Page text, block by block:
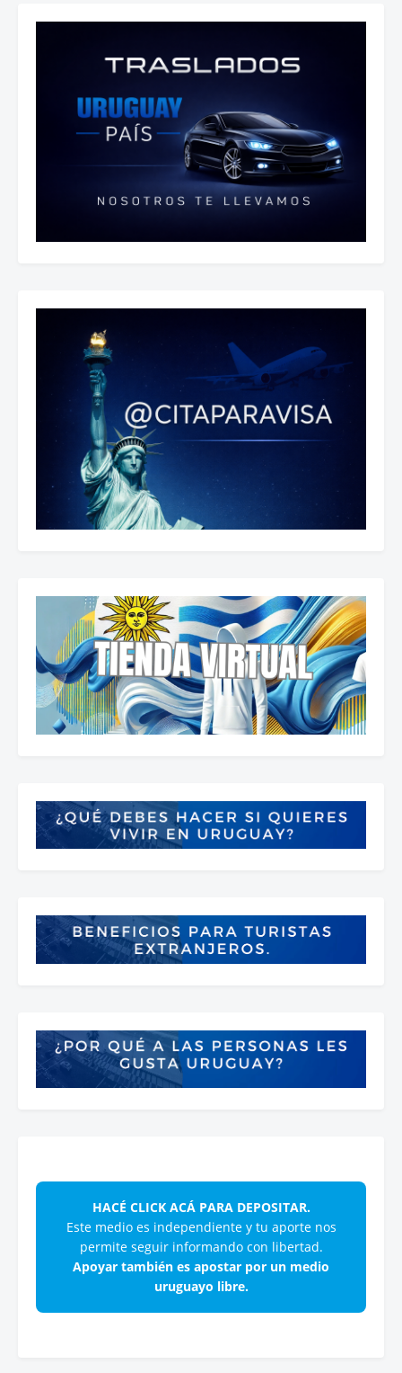
HACÉ CLICK ACÁ PARA DEPOSITAR.
Este medio es independiente y tu aporte nos
permite seguir informando con libertad.
Apoyar también es apostar por un medio
uruguayo libre.